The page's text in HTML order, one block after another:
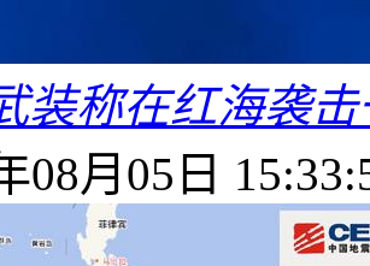
装称在红海袭
08月05日